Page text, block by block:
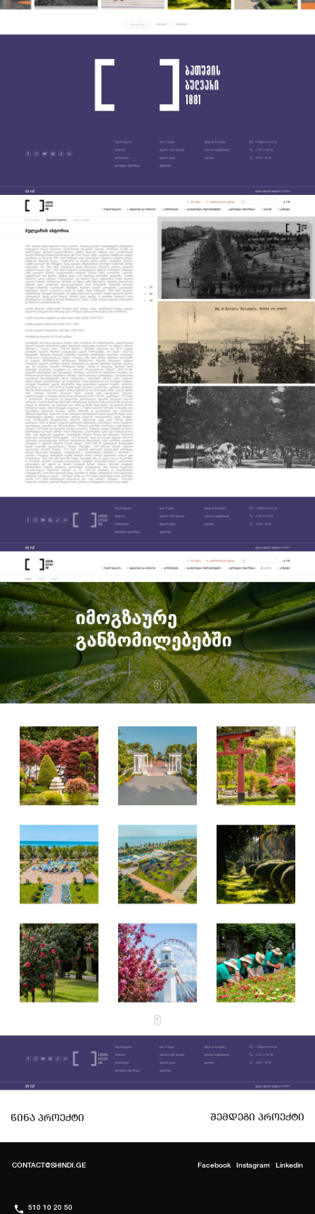
წინა პროექტი შემდეგი პროექტი
CONTACT@SHINDI.GE
510 10 20 50
Facebook Instagram Linkedin